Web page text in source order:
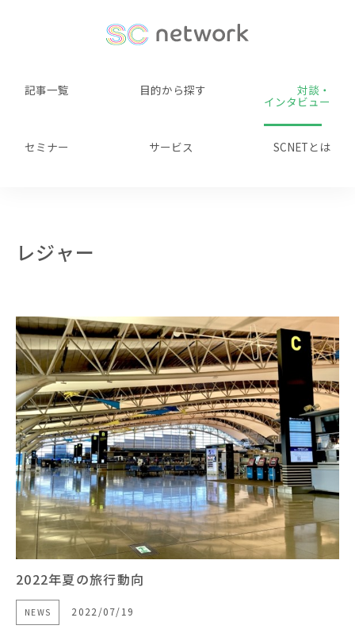
記事一覧 目的から探す 対談・
インタビュー
セミナー サービス SCNETとは
レジャー
2022年夏の旅行動向
NEWS 2022/07/19